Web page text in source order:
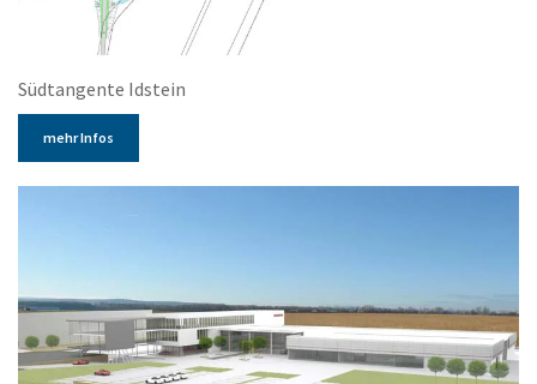
Südtangente Idstein
mehr Infos